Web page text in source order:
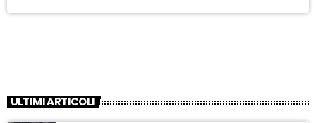
ULTIMI ARTICOLI